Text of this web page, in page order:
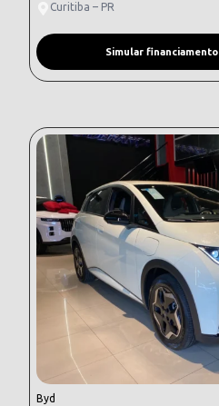
Curitiba – PR
Simular financiamento
Byd